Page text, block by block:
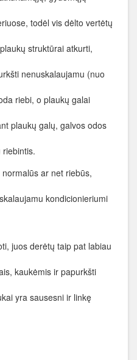
todėl vis dėlto vertėtų
struktūrai atkurti,
nenuskalaujamu (nuo
riebi, o plaukų galai
plaukų galų, galvos odos
ar net riebūs,
kondicionieriumi
juos derėtų taip pat labiau
kaukėmis ir papurkšti
yra sausesni ir linkę